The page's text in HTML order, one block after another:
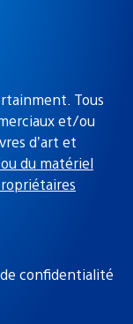
Tous
et/ou
d’art et
du matériel
confidentialité